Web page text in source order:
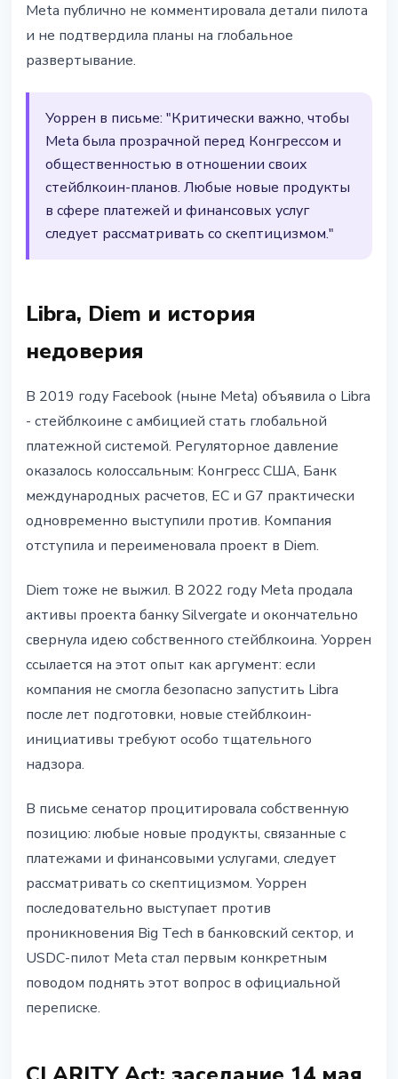
Meta публично не комментировала детали пилота
и не подтвердила планы на глобальное
развертывание.
Уоррен в письме: "Критически важно, чтобы
Meta была прозрачной перед Конгрессом и
общественностью в отношении своих
стейблкоин-планов. Любые новые продукты
в сфере платежей и финансовых услуг
следует рассматривать со скептицизмом."
Libra, Diem и история
недоверия
В 2019 году Facebook (ныне Meta) объявила о Libra
- стейблкоине с амбицией стать глобальной
платежной системой. Регуляторное давление
оказалось колоссальным: Конгресс США, Банк
международных расчетов, ЕС и G7 практически
одновременно выступили против. Компания
отступила и переименовала проект в Diem.
Diem тоже не выжил. В 2022 году Meta продала
активы проекта банку Silvergate и окончательно
свернула идею собственного стейблкоина. Уоррен
ссылается на этот опыт как аргумент: если
компания не смогла безопасно запустить Libra
после лет подготовки, новые стейблкоин-
инициативы требуют особо тщательного
надзора.
В письме сенатор процитировала собственную
позицию: любые новые продукты, связанные с
платежами и финансовыми услугами, следует
рассматривать со скептицизмом. Уоррен
последовательно выступает против
проникновения Big Tech в банковский сектор, и
USDC-пилот Meta стал первым конкретным
поводом поднять этот вопрос в официальной
переписке.